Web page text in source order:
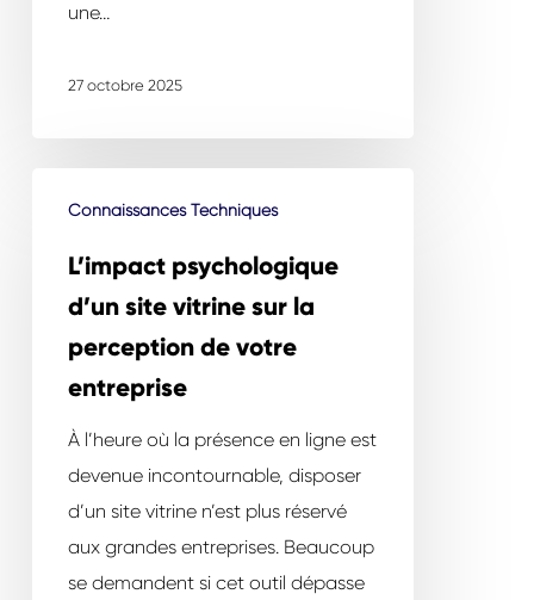
une…
27 octobre 2025
psychologique
perception
votre
entreprise
Connaissances Techniques
L’impact psychologique
d’un site vitrine sur la
perception de votre
entreprise
À l’heure où la présence en ligne est
devenue incontournable, disposer
d’un site vitrine n’est plus réservé
aux grandes entreprises. Beaucoup
se demandent si cet outil dépasse